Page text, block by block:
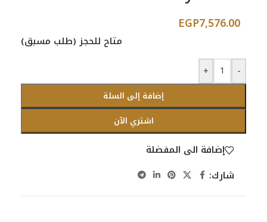
EGP7,576.00
متاح للحجز (طلب مسبق)
-
+
إضافة إلى السلة
اشتري الآن
إضافة الى المفضلة
شارك: